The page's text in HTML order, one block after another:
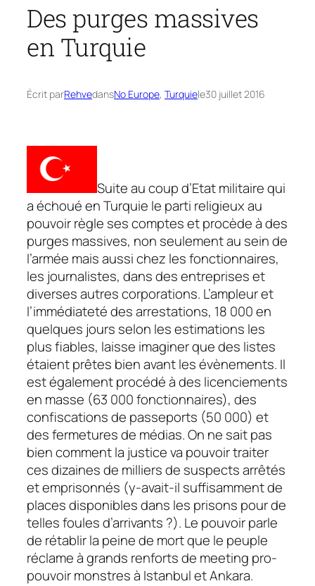
Des purges massives
en Turquie
Écrit parRehvedansNo Europe, Turquiele30 juillet 2016
Suite au coup d’Etat militaire qui
a échoué en Turquie le parti religieux au
pouvoir règle ses comptes et procède à des
purges massives, non seulement au sein de
l’armée mais aussi chez les fonctionnaires,
les journalistes, dans des entreprises et
diverses autres corporations. L’ampleur et
l’immédiateté des arrestations, 18 000 en
quelques jours selon les estimations les
plus fiables, laisse imaginer que des listes
étaient prêtes bien avant les évènements. Il
est également procédé à des licenciements
en masse (63 000 fonctionnaires), des
confiscations de passeports (50 000) et
des fermetures de médias. On ne sait pas
bien comment la justice va pouvoir traiter
ces dizaines de milliers de suspects arrêtés
et emprisonnés (y-avait-il suffisamment de
places disponibles dans les prisons pour de
telles foules d’arrivants ?). Le pouvoir parle
de rétablir la peine de mort que le peuple
réclame à grands renforts de meeting pro-
pouvoir monstres à Istanbul et Ankara.